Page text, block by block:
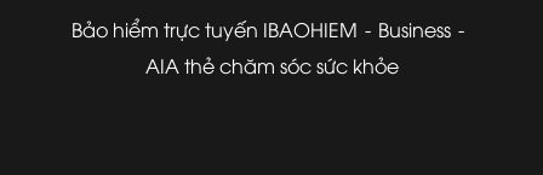
Bảo hiểm trực tuyến IBAOHIEM
Business
AIA thẻ chăm sóc sức khỏe